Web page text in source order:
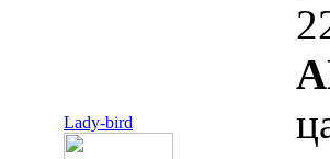
Lady-bird